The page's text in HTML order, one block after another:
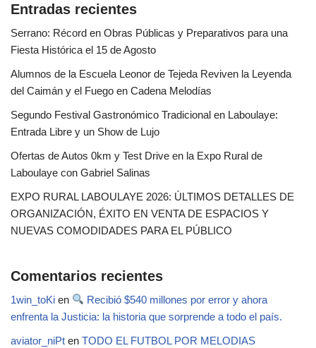
Entradas recientes
Serrano: Récord en Obras Públicas y Preparativos para una
Fiesta Histórica el 15 de Agosto
Alumnos de la Escuela Leonor de Tejeda Reviven la Leyenda
del Caimán y el Fuego en Cadena Melodías
Segundo Festival Gastronómico Tradicional en Laboulaye:
Entrada Libre y un Show de Lujo
Ofertas de Autos 0km y Test Drive en la Expo Rural de
Laboulaye con Gabriel Salinas
EXPO RURAL LABOULAYE 2026: ÚLTIMOS DETALLES DE
ORGANIZACIÓN, ÉXITO EN VENTA DE ESPACIOS Y
NUEVAS COMODIDADES PARA EL PÚBLICO
Comentarios recientes
1win_toKi en
Recibió $540 millones por error y ahora
enfrenta la Justicia: la historia que sorprende a todo el país.
aviator_niPt en TODO EL FUTBOL POR MELODIAS